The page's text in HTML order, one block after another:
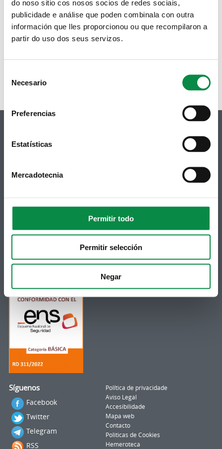
do noso sitio cos nosos socios de redes sociais,
publicidade e análise que poden combinala con outra
información que lles proporcionou ou que recompilaron a
partir do uso dos seus servizos.
Selection
Necesario
Preferencias
Estatísticas
Mercadotecnia
Permitir todo
Permitir selección
Negar
Praza do Concello, 2 |15220
municipal no teu correo electrónico mediante
unha subscrición ao boletín de novidades.
Síguenos
Facebook
Twitter
Telegram
RSS
Política de privacidade
Aviso Legal
Accesibilidade
Mapa web
Contacto
Politicas de Cookies
Hemeroteca